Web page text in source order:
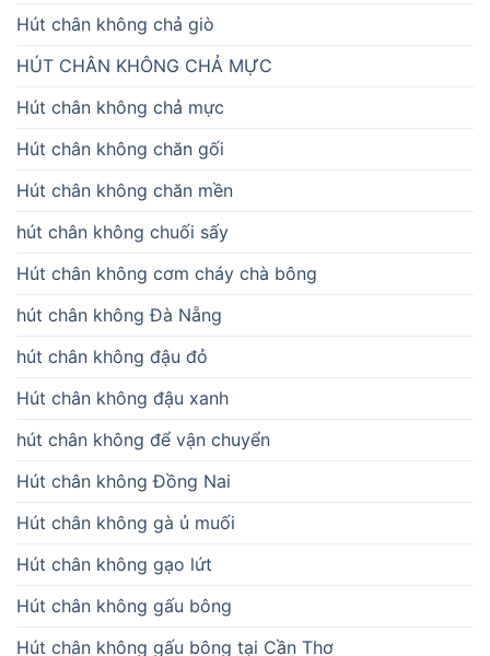
Hút chân không chả giò
HÚT CHÂN KHÔNG CHẢ MỰC
Hút chân không chả mực
Hút chân không chăn gối
Hút chân không chăn mền
hút chân không chuối sấy
Hút chân không cơm cháy chà bông
hút chân không Đà Nẵng
hút chân không đậu đỏ
Hút chân không đậu xanh
hút chân không để vận chuyển
Hút chân không Đồng Nai
Hút chân không gà ủ muối
Hút chân không gạo lứt
Hút chân không gấu bông
Hút chân không gấu bông tại Cần Thơ